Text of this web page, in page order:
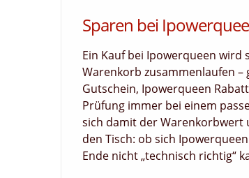
Sparen bei
Ein Kauf bei Ipowerqueen
Warenkorb zusammenlaufen
Gutschein, Ipowerqueen
Prüfung immer bei einem
sich damit der Warenkorbwert
den Tisch: ob sich
Ende nicht „technisch richtig“